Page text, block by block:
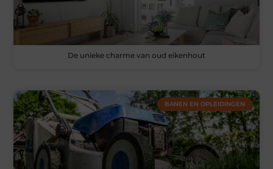
De unieke charme van oud eikenhout
BANEN EN OPLEIDINGEN